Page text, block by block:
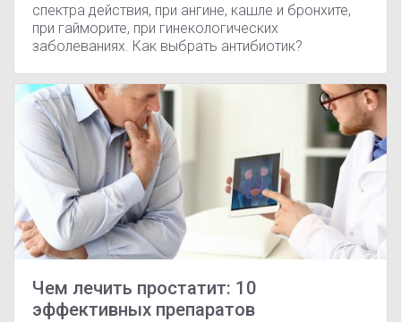
спектра действия, при ангине, кашле и бронхите,
при гайморите, при гинекологических
заболеваниях. Как выбрать антибиотик?
Чем лечить простатит: 10
эффективных препаратов